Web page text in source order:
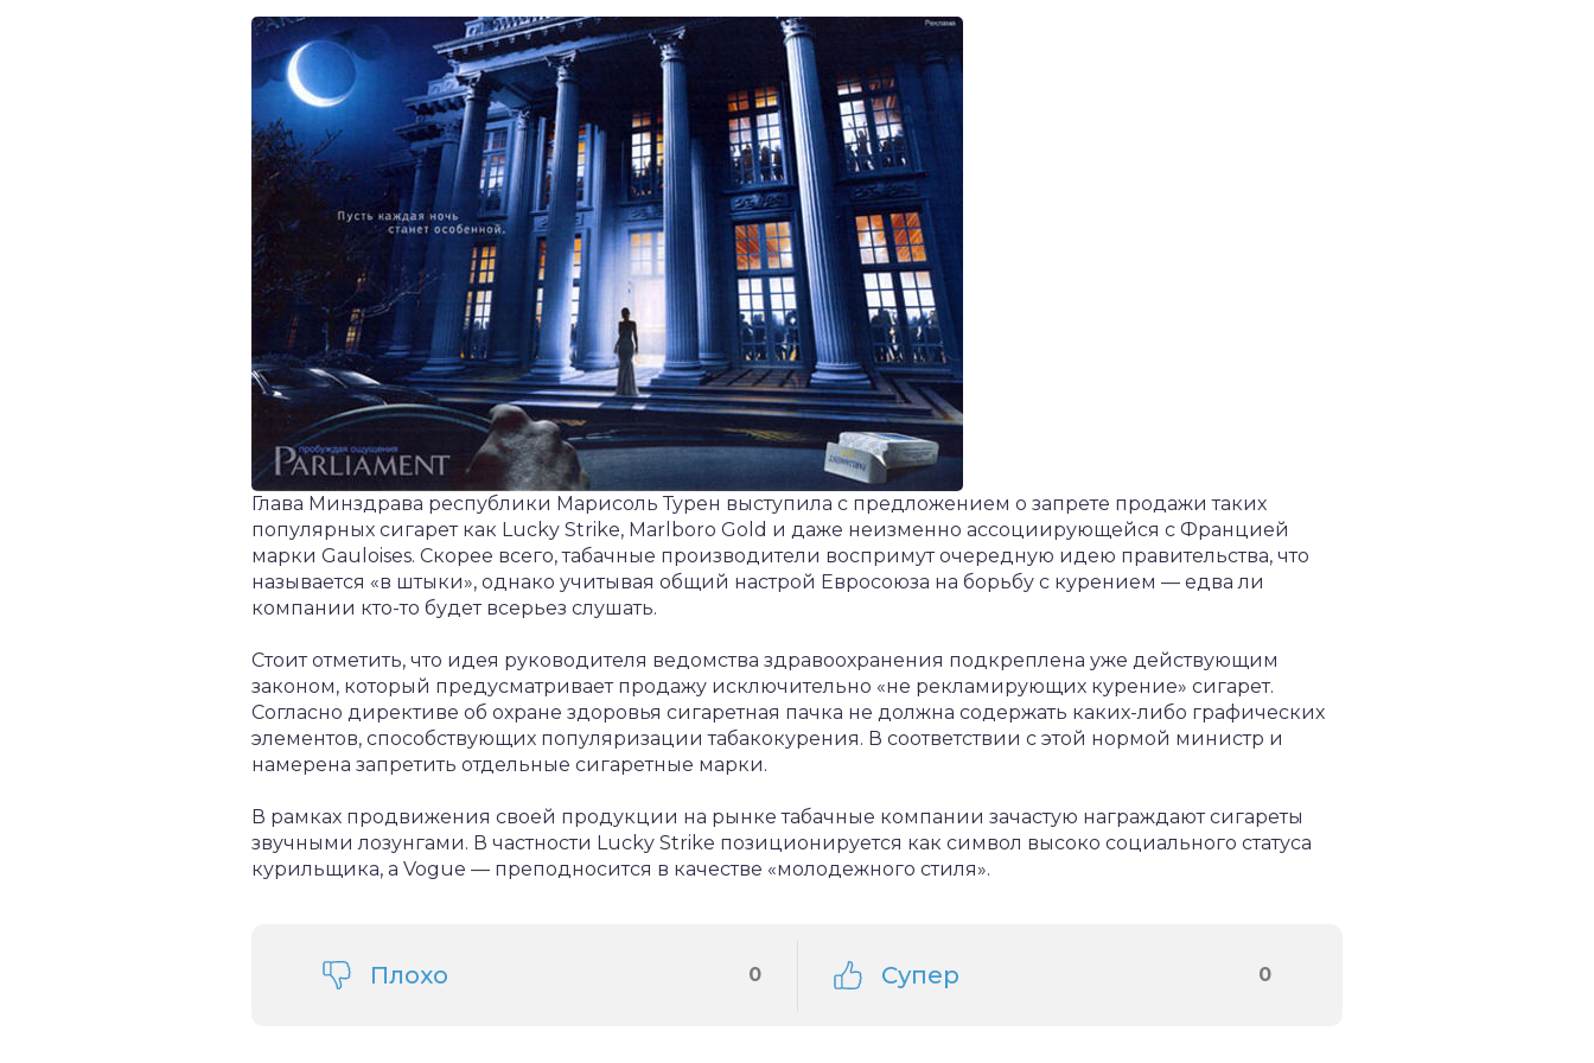
Глава Минздрава республики Марисоль Турен выступила с предложением о запрете продажи таких
популярных сигарет как Lucky Strike, Marlboro Gold и даже неизменно ассоциирующейся с Францией
марки Gauloises. Скорее всего, табачные производители воспримут очередную идею правительства, что
называется «в штыки», однако учитывая общий настрой Евросоюза на борьбу с курением — едва ли
компании кто-то будет всерьез слушать.
Стоит отметить, что идея руководителя ведомства здравоохранения подкреплена уже действующим
законом, который предусматривает продажу исключительно «не рекламирующих курение» сигарет.
Согласно директиве об охране здоровья сигаретная пачка не должна содержать каких-либо графических
элементов, способствующих популяризации табакокурения. В соответствии с этой нормой министр и
намерена запретить отдельные сигаретные марки.
В рамках продвижения своей продукции на рынке табачные компании зачастую награждают сигареты
звучными лозунгами. В частности Lucky Strike позиционируется как символ высоко социального статуса
курильщика, а Vogue — преподносится в качестве «молодежного стиля».
Плохо 0 Супер 0